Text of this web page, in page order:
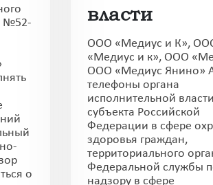
№52-
о
власти
ООО «Медиус и К»,
«Медиус и к», ООО
ООО «Медиус Янино»
телефоны органа
исполнительной власти
субъекта Российской
Федерации в сфере
здоровья граждан,
территориального
Федеральной службы
надзору в сфере